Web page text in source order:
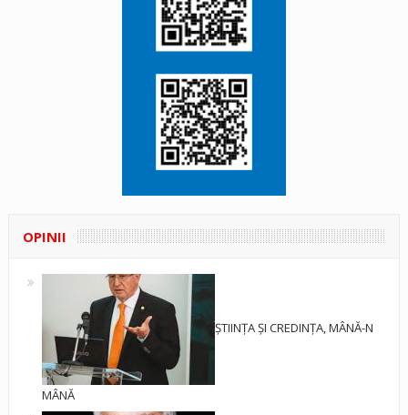
OPINII
ȘTIINȚA ȘI CREDINȚA, MÂNĂ-N
MÂNĂ